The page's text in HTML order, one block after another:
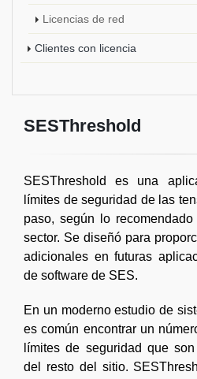
Licencias de red
Clientes con licencia
SESThreshold
SESThreshold es una
límites de seguridad de las
paso, según lo
sector. Se diseñó para
adicionales en futuras
de software de SES.
En un moderno estudio de
es común encontrar un
límites de seguridad que
del resto del sitio.